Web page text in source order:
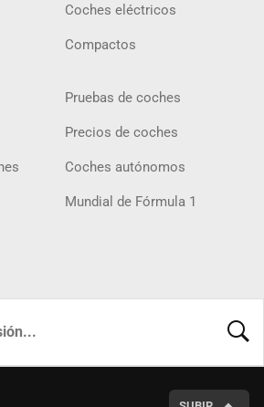
Coches eléctricos
Compactos
Pruebas de coches
Precios de coches
Coches autónomos
Mundial de Fórmula 1